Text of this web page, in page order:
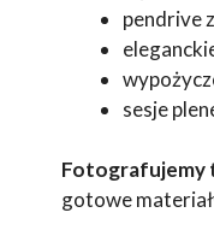
pendrive
sesje
Fotografujemy
gotowe